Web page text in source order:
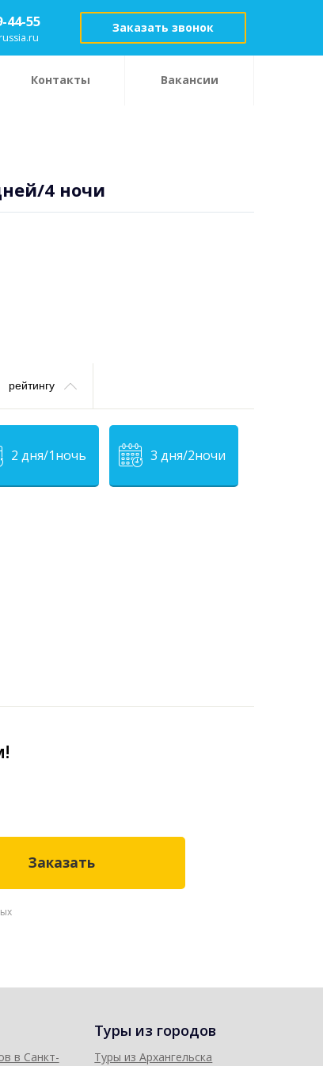
44-55 Заказать звонок
Контакты Вакансии
4 ночи
рейтингу
2 дня/1ночь 3 дня/2ночи
в Санкт-
Туры из городов
Туры из Архангельска